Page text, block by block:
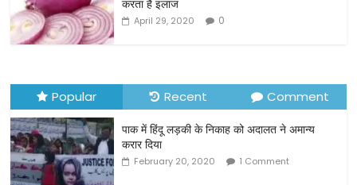
k करता है इलाज
April 29, 2020 0
Popular Recent Comment
पाक में हिंदू लड़की के निकाह को अदालत ने अमान्य
करार दिया
February 20, 2020 1 Comment